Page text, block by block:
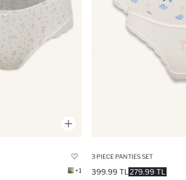
+1
3 PIECE PANTIES SET
279.99 TL
399.99 TL